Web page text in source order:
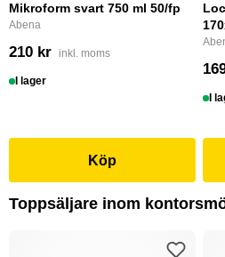
Mikroform svart 750 ml 50/fp
Abena
210 kr inkl. moms
I lager
Köp
I
Toppsäljare inom